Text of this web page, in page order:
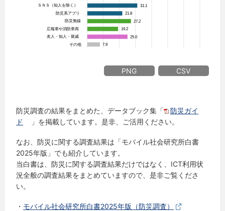
PNG CSV
防災調査の結果をまとめた、データブック集「
防災ガイ
ド
」を掲載しています。是非、ご活用ください。
なお、防災に関する調査結果は「モバイル社会研究所白書
2025年版」でも紹介しています。
当白書は、防災に関する調査結果だけではなく、ICT利用状
況全般の調査結果をまとめていますので、是非ご覧くださ
い。
・ モバイル社会研究所白書2025年版（防災調査）